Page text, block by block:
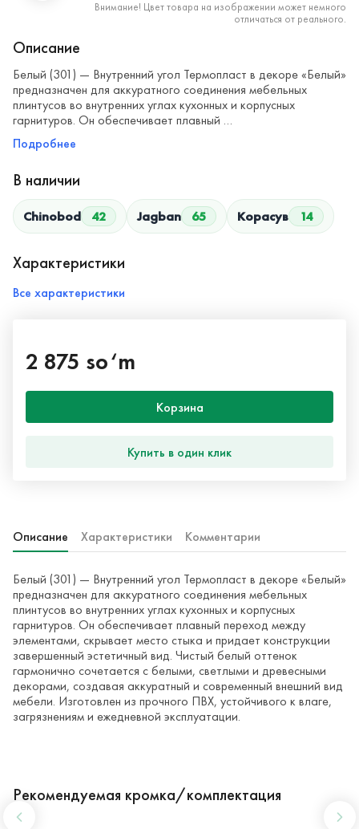
Внимание! Цвет товара на изображении может немного
отличаться от реального.
Описание
Белый (301) — Внутренний угол Термопласт в декоре «Белый»
предназначен для аккуратного соединения мебельных
плинтусов во внутренних углах кухонных и корпусных
гарнитуров. Он обеспечивает плавный …
Подробнее
В наличии
Chinobod 42 Jagban 65 Корасув 14
Характеристики
Все характеристики
2 875 so‘m
Корзина
Купить в один клик
Описание Характеристики Комментарии
Белый (301) — Внутренний угол Термопласт в декоре «Белый»
предназначен для аккуратного соединения мебельных
плинтусов во внутренних углах кухонных и корпусных
гарнитуров. Он обеспечивает плавный переход между
элементами, скрывает место стыка и придает конструкции
завершенный эстетичный вид. Чистый белый оттенок
гармонично сочетается с белыми, светлыми и древесными
декорами, создавая аккуратный и современный внешний вид
мебели. Изготовлен из прочного ПВХ, устойчивого к влаге,
загрязнениям и ежедневной эксплуатации.
Рекомендуемая кромка/комплектация